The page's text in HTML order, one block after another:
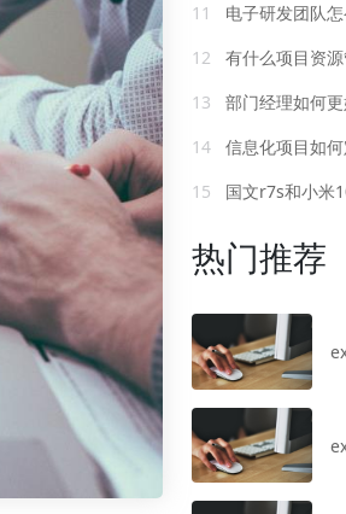
11
电子研发团队
12
有什么项目资
13
部门经理如何
14
信息化项目如
15
国文r7s和小米
热门推荐